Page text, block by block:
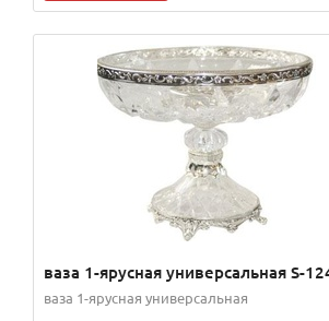
ваза 1-ярусная универсальная S-
ваза 1-ярусная универсальная